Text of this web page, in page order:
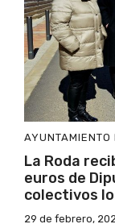
AYUNTAMIENTO
La Roda
euros de
colectivos
29 de febrero,